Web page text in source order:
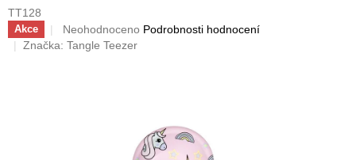
TT128
Akce
Průměrné
hodnocení
Neohodnoceno Podrobnosti hodnocení
Značka: Tangle Teezer